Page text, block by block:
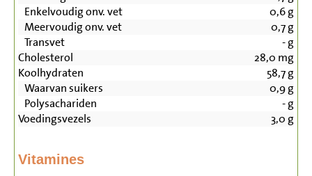
Enkelvoudig onv. vet
0,6g
Meervoudig onv. vet
0,7g
Transvet
-g
Cholesterol
28,0 mg
Koolhydraten
58,7g
Waarvan suikers
0,9g
Polysachariden
-g
Voedingsvezels
3,0 g
Vitamines